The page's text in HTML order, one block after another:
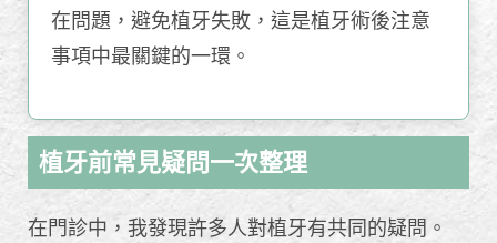
在問題，避免植牙失敗，這是植牙術後注意
事項中最關鍵的一環。
植牙前常見疑問一次整理
在門診中，我發現許多人對植牙有共同的疑問。